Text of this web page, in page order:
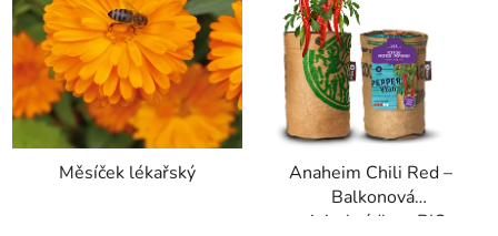
Měsíček lékařský
Anaheim Chili Red –
Balkonová
minizahrádka s BIO